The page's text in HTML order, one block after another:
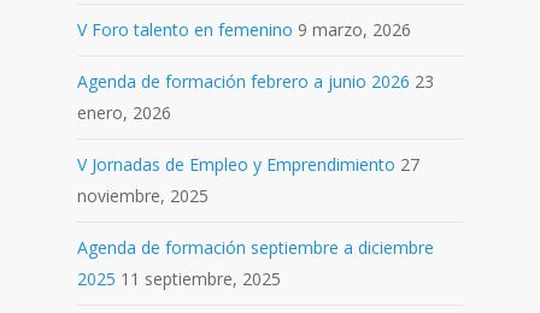
V Foro talento en femenino 9 marzo, 2026
Agenda de formación febrero a junio 2026 23
enero, 2026
V Jornadas de Empleo y Emprendimiento 27
noviembre, 2025
Agenda de formación septiembre a diciembre
2025 11 septiembre, 2025